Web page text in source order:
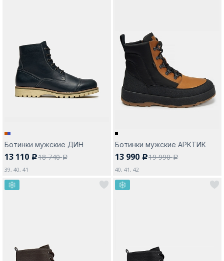
Ботинки мужские ДИН
13 110 c18 740a
39, 40, 41
Ботинки мужские АРКТИК
13 990 c19 990a
40, 41, 42